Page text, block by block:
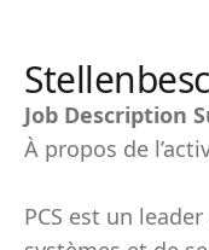
Job Description
À propos de
PCS est un